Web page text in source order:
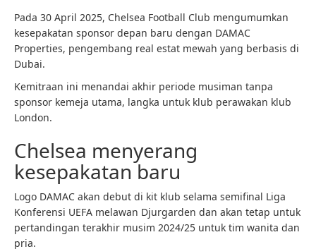
Pada 30 April 2025, Chelsea Football Club mengumumkan
kesepakatan sponsor depan baru dengan DAMAC
Properties, pengembang real estat mewah yang berbasis di
Dubai.
Kemitraan ini menandai akhir periode musiman tanpa
sponsor kemeja utama, langka untuk klub perawakan klub
London.
Chelsea menyerang
kesepakatan baru
Logo DAMAC akan debut di kit klub selama semifinal Liga
Konferensi UEFA melawan Djurgarden dan akan tetap untuk
pertandingan terakhir musim 2024/25 untuk tim wanita dan
pria.